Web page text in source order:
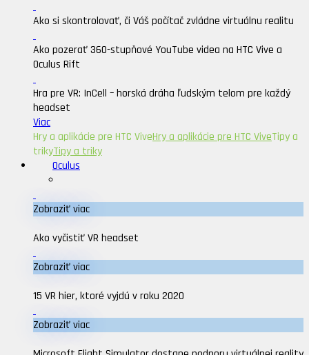
Ako si skontrolovať, či Váš počítač zvládne virtuálnu realitu
Ako pozerať 360-stupňové YouTube videa na HTC Vive a
Oculus Rift
Hra pre VR: InCell – horská dráha ľudským telom pre každý
headset
Viac
Hry a aplikácie pre HTC ViveHry a aplikácie pre HTC ViveTipy a
trikyTipy a triky
Oculus
Zobraziť viac
Ako vyčistiť VR headset
Zobraziť viac
15 VR hier, ktoré vyjdú v roku 2020
Zobraziť viac